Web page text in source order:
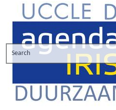
Search the site